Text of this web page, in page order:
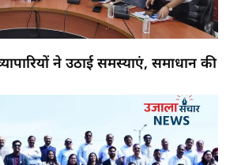
ने उठाई समस्याएं, समाधान की